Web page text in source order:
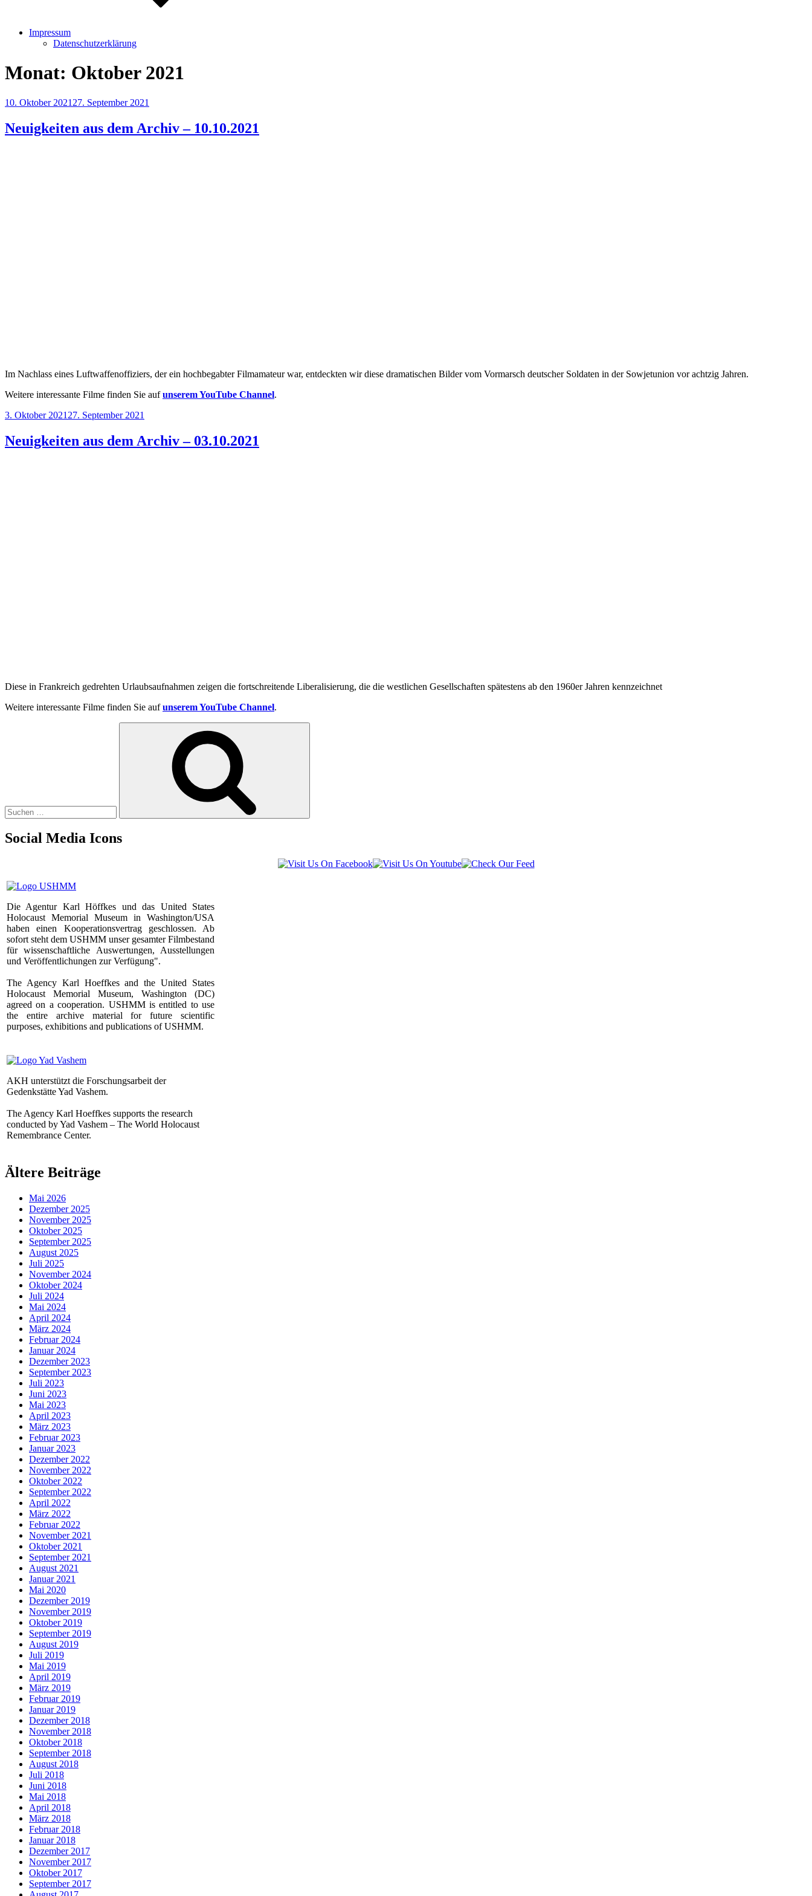
Impressum
Datenschutzerklärung
Monat: Oktober 2021
Veröffentlicht
10. Oktober 2021 27. September 2021
Neuigkeiten aus dem Archiv – 10.10.2021
Im Nachlass eines Luftwaffenoffiziers, der ein hochbegabter Filmamateur war, entdeckten wir diese dramatischen Bilder vom Vormarsch deutscher Soldaten in der Sowjetunion vor achtzig Jahren.
Weitere interessante Filme finden Sie aufunserem YouTube Channel.
Veröffentlicht
3. Oktober 2021 27. September 2021
Neuigkeiten aus dem Archiv – 03.10.2021
Diese in Frankreich gedrehten Urlaubsaufnahmen zeigen die fortschreitende Liberalisierung, die die westlichen Gesellschaften spätestens ab den 1960er Jahren kennzeichnet
Weitere interessante Filme finden Sie aufunserem YouTube Channel.
Social Media Icons
Die Agentur Karl Höffkes und das United States
Holocaust Memorial Museum in Washington/USA
haben einen Kooperationsvertrag geschlossen. Ab
sofort steht dem USHMM unser gesamter Filmbestand
für wissenschaftliche Auswertungen, Ausstellungen
und Veröffentlichungen zur Verfügung".
The Agency Karl Hoeffkes and the United States
Holocaust Memorial Museum, Washington (DC)
agreed on a cooperation. USHMM is entitled to use
the entire archive material for future scientific
purposes, exhibitions and publications of USHMM.
AKH unterstützt die Forschungsarbeit der
Gedenkstätte Yad Vashem.
The Agency Karl Hoeffkes supports the research
conducted by Yad Vashem – The World Holocaust
Remembrance Center.
Ältere Beiträge
Mai 2026
Dezember 2025
November 2025
Oktober 2025
September 2025
August 2025
Juli 2025
November 2024
Oktober 2024
Juli 2024
Mai 2024
April 2024
März 2024
Februar 2024
Januar 2024
Dezember 2023
September 2023
Juli 2023
Juni 2023
Mai 2023
April 2023
März 2023
Februar 2023
Januar 2023
Dezember 2022
November 2022
Oktober 2022
September 2022
April 2022
März 2022
Februar 2022
November 2021
Oktober 2021
September 2021
August 2021
Januar 2021
Mai 2020
Dezember 2019
November 2019
Oktober 2019
September 2019
August 2019
Juli 2019
Mai 2019
April 2019
März 2019
Februar 2019
Januar 2019
Dezember 2018
November 2018
Oktober 2018
September 2018
August 2018
Juli 2018
Juni 2018
Mai 2018
April 2018
März 2018
Februar 2018
Januar 2018
Dezember 2017
November 2017
Oktober 2017
September 2017